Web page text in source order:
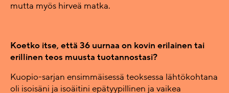
mutta myös hirveä matka.
Koetko itse, että 36 uurnaa on kovin erilainen tai
erillinen teos muusta tuotannostasi?
Kuopio-sarjan ensimmäisessä teoksessa lähtökohtana
oli isoisäni ja isoäitini epätyypillinen ja vaikea